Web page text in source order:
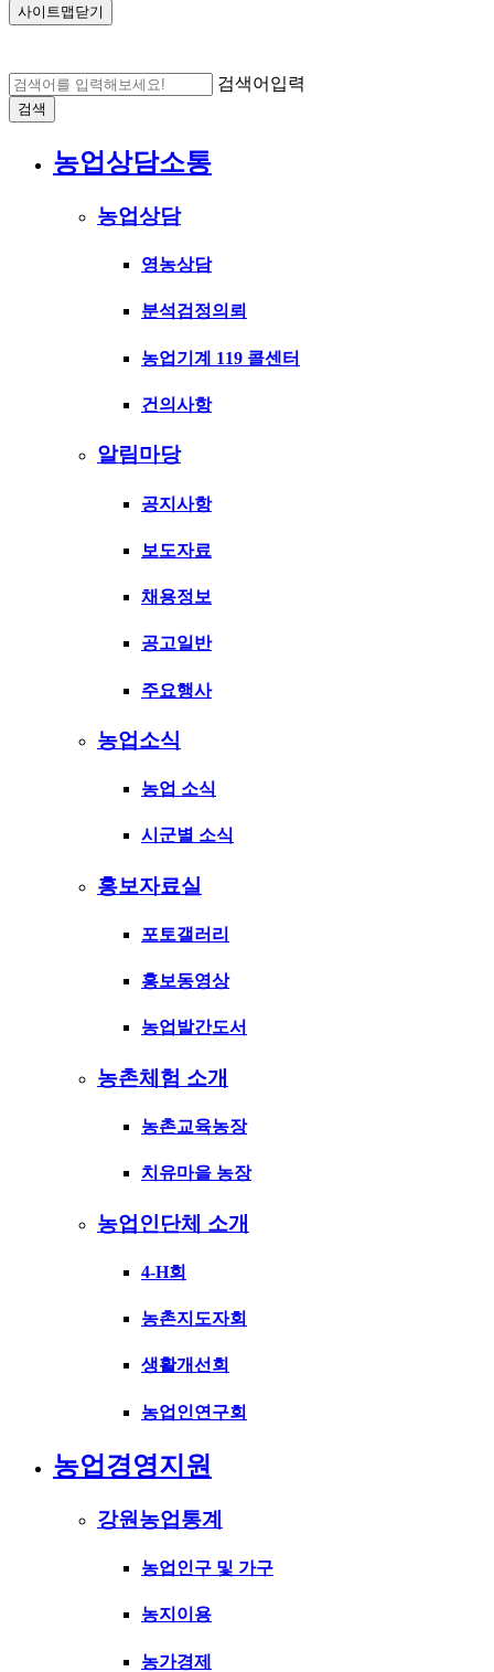
사이트맵닫기
검색어입력
검색
농업상담소통
농업상담
영농상담
분석검정의뢰
농업기계 119 콜센터
건의사항
알림마당
공지사항
보도자료
채용정보
공고일반
주요행사
농업소식
농업 소식
시군별 소식
홍보자료실
포토갤러리
홍보동영상
농업발간도서
농촌체험 소개
농촌교육농장
치유마을 농장
농업인단체 소개
4-H회
농촌지도자회
생활개선회
농업인연구회
농업경영지원
강원농업통계
농업인구 및 가구
농지이용
농가경제